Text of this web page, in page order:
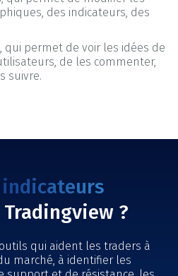
des indicateurs, des
qui permet de voir les idées de
de les commenter,
suivre.
indicateurs
?
qui aident les traders à
marché, à identifier les